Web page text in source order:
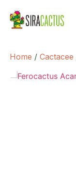
Home / Cactacee